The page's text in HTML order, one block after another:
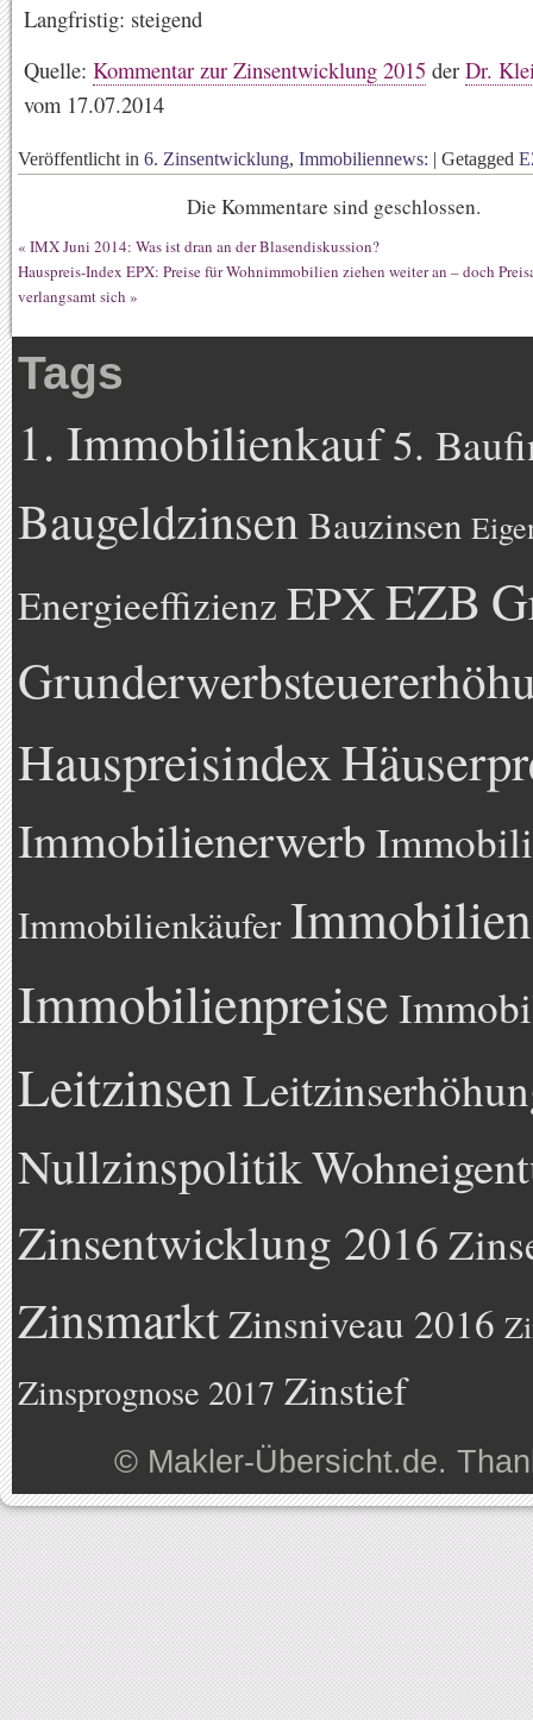
Langfristig: steigend
Quelle: Kommentar zur Zinsentwicklung 2015 der Dr.
vom 17.07.2014
Veröffentlicht in 6. Zinsentwicklung, Immobiliennews: | Getagged
Die Kommentare sind geschlossen.
« IMX Juni 2014: Was ist dran an der Blasendiskussion?
Hauspreis-Index EPX: Preise für Wohnimmobilien ziehen weiter an – doch
verlangsamt sich »
Tags
1. Immobilienkauf5.
BaugeldzinsenBauzinsen
Energieeffizienz EPXEZB
Hauspreisindex
Immobilienerwerb
Immobilienkäufer
Immobilienpreise
Leitzinsen
Nullzinspolitik
Zinsentwicklung 2016
ZinsmarktZinsniveau 2016
Zinsprognose 2017 Zinstief
© Makler-Übersicht.de.